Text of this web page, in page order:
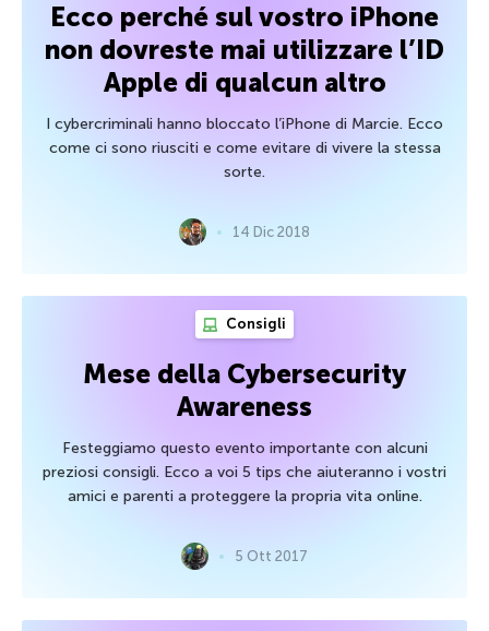
Ecco perché sul vostro iPhone
non dovreste mai utilizzare l’ID
Apple di qualcun altro
I cybercriminali hanno bloccato l’iPhone di Marcie. Ecco
come ci sono riusciti e come evitare di vivere la stessa
sorte.
14 Dic 2018
Consigli
Mese della Cybersecurity
Awareness
Festeggiamo questo evento importante con alcuni
preziosi consigli. Ecco a voi 5 tips che aiuteranno i vostri
amici e parenti a proteggere la propria vita online.
5 Ott 2017